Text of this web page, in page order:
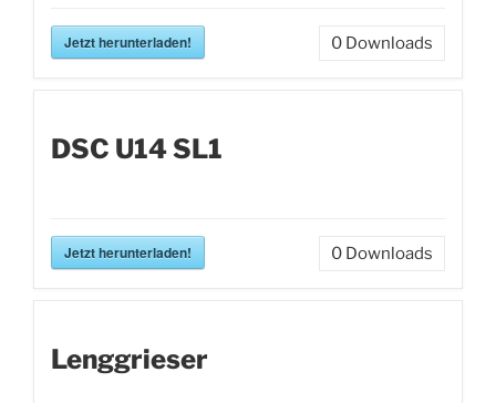
Jetzt herunterladen! 0 Downloads
DSC U14 SL1
Jetzt herunterladen! 0 Downloads
Lenggrieser